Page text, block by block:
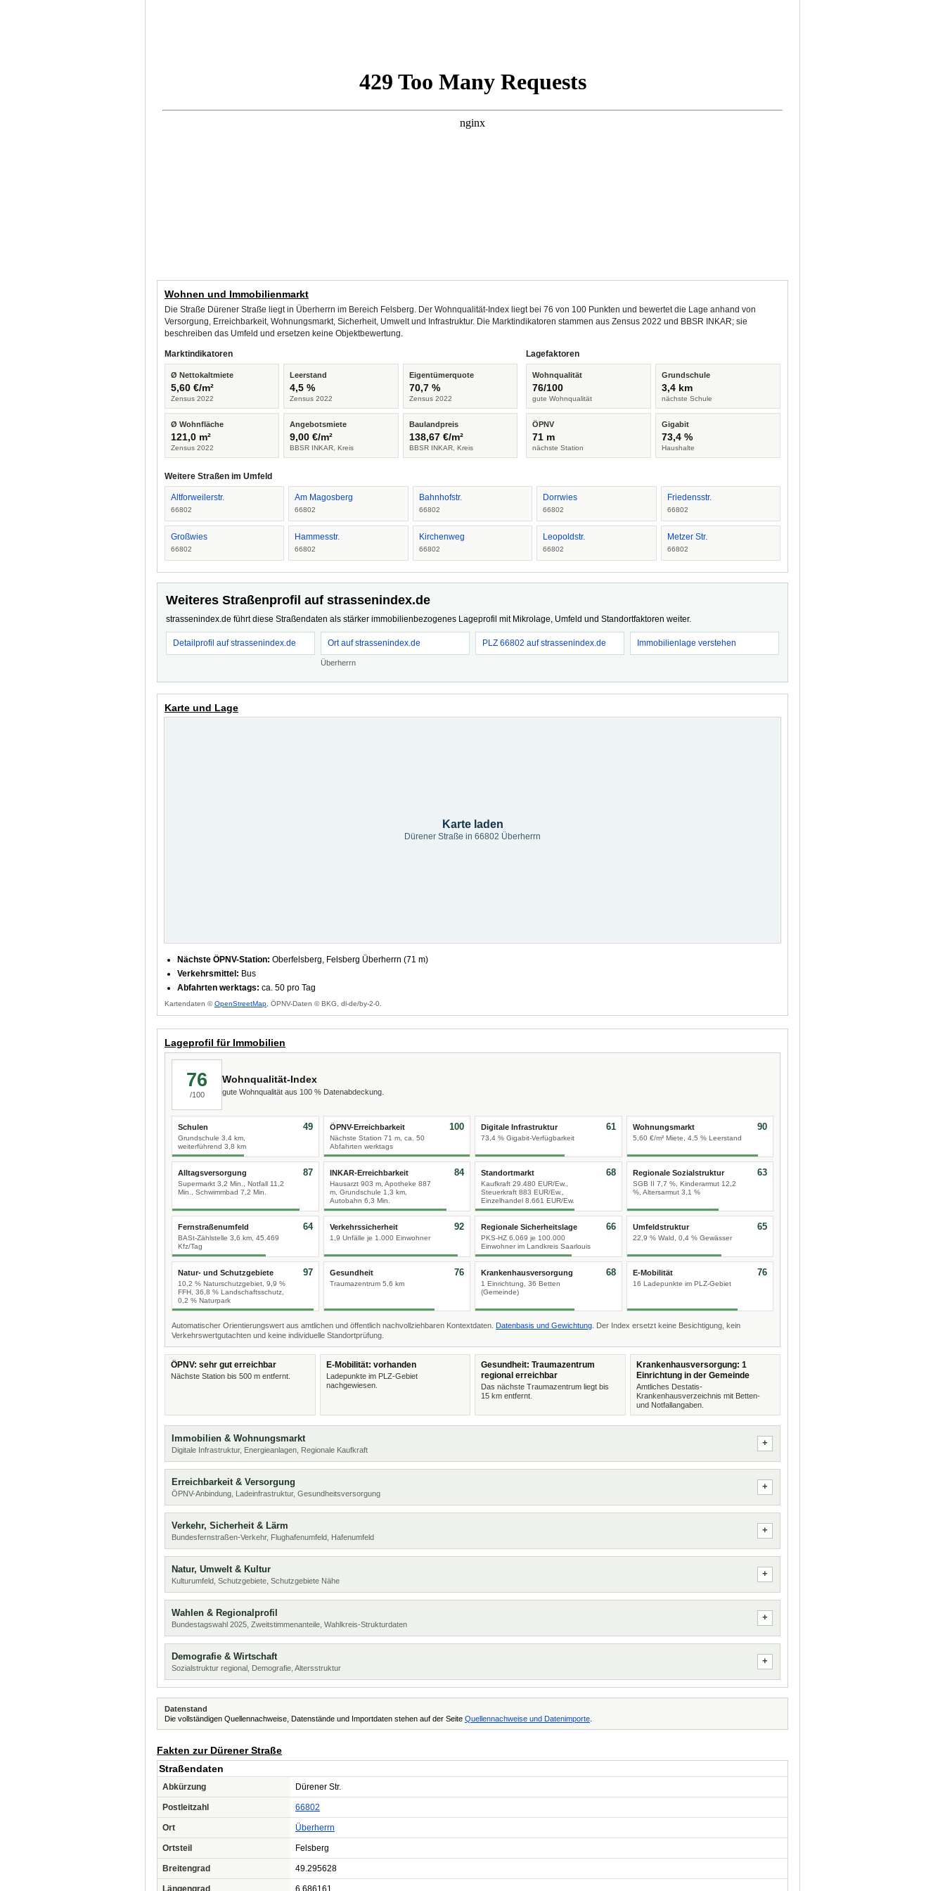
Wohnen und Immobilienmarkt
Die Straße Dürener Straße liegt in Überherrn im Bereich Felsberg. Der Wohnqualität-Index liegt bei 76 von 100 Punkten und bewertet die Lage anhand von
Versorgung, Erreichbarkeit, Wohnungsmarkt, Sicherheit, Umwelt und Infrastruktur. Die Marktindikatoren stammen aus Zensus 2022 und BBSR INKAR; sie
beschreiben das Umfeld und ersetzen keine Objektbewertung.
Marktindikatoren
Ø Nettokaltmiete
5,60 €/m²
Zensus 2022
Leerstand
4,5 %
Zensus 2022
Eigentümerquote
70,7 %
Zensus 2022
Ø Wohnfläche
121,0 m²
Zensus 2022
Angebotsmiete
9,00 €/m²
BBSR INKAR, Kreis
Baulandpreis
138,67 €/m²
BBSR INKAR, Kreis
Lagefaktoren
Wohnqualität
76/100
gute Wohnqualität
Grundschule
3,4 km
nächste Schule
ÖPNV
71 m
nächste Station
Gigabit
73,4 %
Haushalte
Weitere Straßen im Umfeld
Altforweilerstr.
66802
Am Magosberg
66802
Bahnhofstr.
66802
Dorrwies
66802
Friedensstr.
66802
Großwies
66802
Hammesstr.
66802
Kirchenweg
66802
Leopoldstr.
66802
Metzer Str.
66802
Weiteres Straßenprofil auf strassenindex.de
strassenindex.de führt diese Straßendaten als stärker immobilienbezogenes Lageprofil mit Mikrolage, Umfeld und Standortfaktoren weiter.
Detailprofil auf strassenindex.de Ort auf strassenindex.de
Überherrn
PLZ 66802 auf strassenindex.de Immobilienlage verstehen
Karte und Lage
Karte laden
Dürener Straße in 66802 Überherrn
Nächste ÖPNV-Station: Oberfelsberg, Felsberg Überherrn (71 m)
Verkehrsmittel: Bus
Abfahrten werktags: ca. 50 pro Tag
Kartendaten ©OpenStreetMap , ÖPNV-Daten © BKG, dl-de/by-2-0.
Lageprofil für Immobilien
76
/100
Wohnqualität-Index
gute Wohnqualität aus 100 % Datenabdeckung.
Schulen
Grundschule 3,4 km,
weiterführend 3,8 km
49 ÖPNV-Erreichbarkeit
Nächste Station 71 m, ca. 50
Abfahrten werktags
100 Digitale Infrastruktur
73,4 % Gigabit-Verfügbarkeit
61 Wohnungsmarkt
5,60 €/m² Miete, 4,5 % Leerstand
90
Alltagsversorgung
Supermarkt 3,2 Min., Notfall 11,2
Min., Schwimmbad 7,2 Min.
87 INKAR-Erreichbarkeit
Hausarzt 903 m, Apotheke 887
m, Grundschule 1,3 km,
Autobahn 6,3 Min.
84 Standortmarkt
Kaufkraft 29.480 EUR/Ew.,
Steuerkraft 883 EUR/Ew.,
Einzelhandel 8.661 EUR/Ew.
68 Regionale Sozialstruktur
SGB II 7,7 %, Kinderarmut 12,2
%, Altersarmut 3,1 %
63
Fernstraßenumfeld
BASt-Zählstelle 3,6 km, 45.469
Kfz/Tag
64 Verkehrssicherheit
1,9 Unfälle je 1.000 Einwohner
92 Regionale Sicherheitslage
PKS-HZ 6.069 je 100.000
Einwohner im Landkreis Saarlouis
66 Umfeldstruktur
22,9 % Wald, 0,4 % Gewässer
65
Natur- und Schutzgebiete
10,2 % Naturschutzgebiet, 9,9 %
FFH, 36,8 % Landschaftsschutz,
0,2 % Naturpark
97 Gesundheit
Traumazentrum 5,6 km
76 Krankenhausversorgung
1 Einrichtung, 36 Betten
(Gemeinde)
68 E-Mobilität
16 Ladepunkte im PLZ-Gebiet
76
Automatischer Orientierungswert aus amtlichen und öffentlich nachvollziehbaren Kontextdaten. Datenbasis und Gewichtung . Der Index ersetzt keine Besichtigung, kein
Verkehrswertgutachten und keine individuelle Standortprüfung.
ÖPNV: sehr gut erreichbar
Nächste Station bis 500 m entfernt.
E-Mobilität: vorhanden
Ladepunkte im PLZ-Gebiet
nachgewiesen.
Gesundheit: Traumazentrum
regional erreichbar
Das nächste Traumazentrum liegt bis
15 km entfernt.
Krankenhausversorgung: 1
Einrichtung in der Gemeinde
Amtliches Destatis-
Krankenhausverzeichnis mit Betten-
und Notfallangaben.
Immobilien & Wohnungsmarkt
Digitale Infrastruktur, Energieanlagen, Regionale Kaufkraft
Erreichbarkeit & Versorgung
ÖPNV-Anbindung, Ladeinfrastruktur, Gesundheitsversorgung
Verkehr, Sicherheit & Lärm
Bundesfernstraßen-Verkehr, Flughafenumfeld, Hafenumfeld
Natur, Umwelt & Kultur
Kulturumfeld, Schutzgebiete, Schutzgebiete Nähe
Wahlen & Regionalprofil
Bundestagswahl 2025, Zweitstimmenanteile, Wahlkreis-Strukturdaten
Demografie & Wirtschaft
Sozialstruktur regional, Demografie, Altersstruktur
Datenstand
Die vollständigen Quellennachweise, Datenstände und Importdaten stehen auf der Seite Quellennachweise und Datenimporte
Fakten zur Dürener Straße
Straßendaten
Abkürzung Dürener Str.
Postleitzahl 66802
Ort Überherrn
Ortsteil Felsberg
Breitengrad 49.295628
Längengrad 6.686161